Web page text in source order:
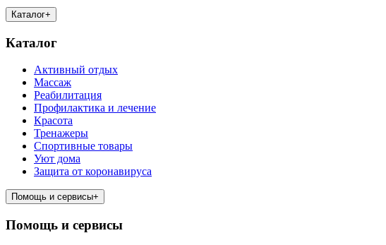
Каталог+
Каталог
Активный отдых
Массаж
Реабилитация
Профилактика и лечение
Красота
Тренажеры
Спортивные товары
Уют дома
Защита от коронавируса
Помощь и сервисы+
Помощь и сервисы